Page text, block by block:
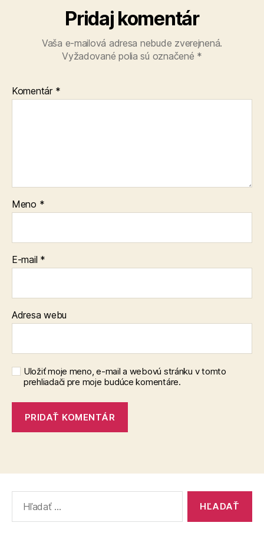
Pridaj komentár
Vaša e-mailová adresa nebude zverejnená.
Vyžadované polia sú označené *
Komentár *
Meno *
E-mail *
Adresa webu
Uložiť moje meno, e-mail a webovú stránku v tomto
prehliadači pre moje budúce komentáre.